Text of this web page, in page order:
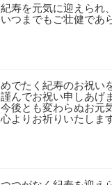
紀寿を元気に迎えられ
いつまでもご壮健であ
めでたく紀寿のお祝い
謹んでお祝い申しあげ
今後とも変わらぬお元
心よりお祈りいたします